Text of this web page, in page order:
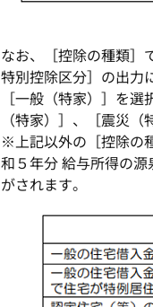
なお、［控除の種類］
特別控除区分］の出力
［一般（特家）］を
（特家）］、［震災
※上記以外の［控除の
和５年分 給与所得の
がされます。